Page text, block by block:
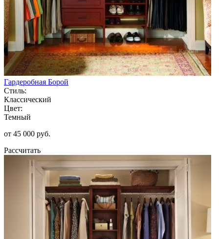
Гардеробная Борой
Стиль:
Классический
Цвет:
Темный
от 45 000 руб.
Рассчитать